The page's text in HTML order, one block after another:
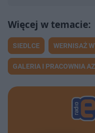
SIEDLCE WERNISAŻ
GALERIA I PRACOWNIA